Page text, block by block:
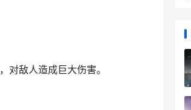
对敌人造成巨大伤害。